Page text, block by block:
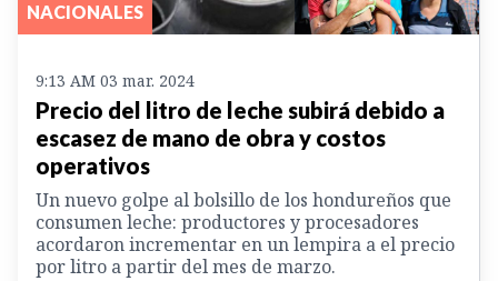
NACIONALES
9:13 AM 03 mar. 2024
Precio del litro de leche subirá debido a
escasez de mano de obra y costos
operativos
Un nuevo golpe al bolsillo de los hondureños que
consumen leche: productores y procesadores
acordaron incrementar en un lempira a el precio
por litro a partir del mes de marzo.